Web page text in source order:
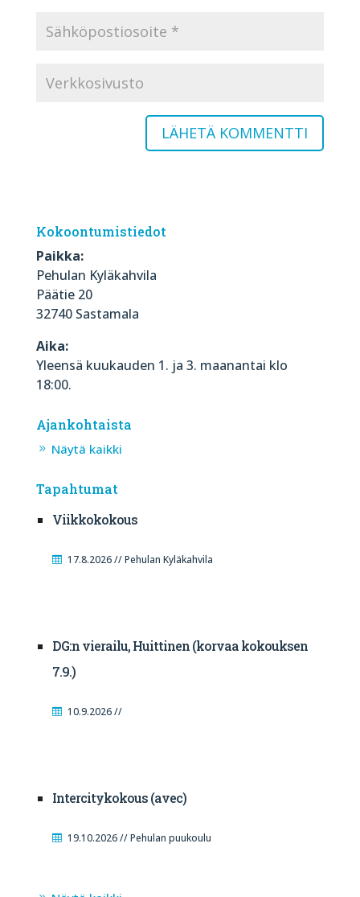
Kokoontumistiedot
Paikka:
Pehulan Kyläkahvila
Päätie 20
32740 Sastamala
Aika:
Yleensä kuukauden 1. ja 3. maanantai klo
18:00.
Ajankohtaista
Näytä kaikki
Tapahtumat
Viikkokokous
17.8.2026 // Pehulan Kyläkahvila
DG:n vierailu, Huittinen (korvaa kokouksen
7.9.)
10.9.2026 //
Intercitykokous (avec)
19.10.2026 // Pehulan puukoulu